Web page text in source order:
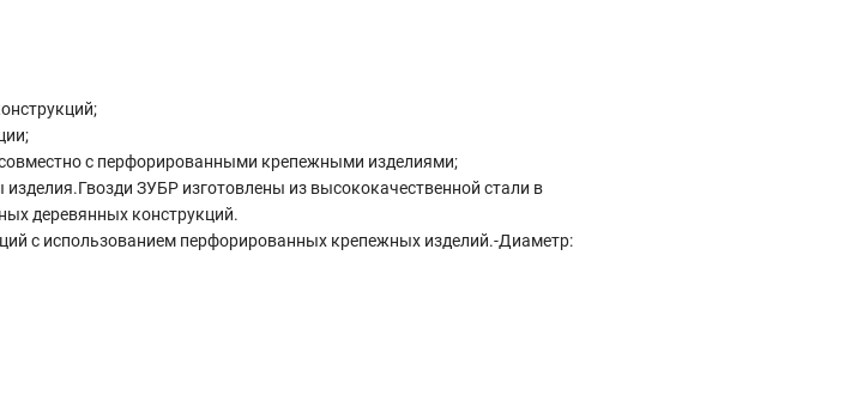
с перфорированными крепежными изделиями;
ЗУБР изготовлены из высококачественной стали в
деревянных конструкций.
с использованием перфорированных крепежных изделий.-Диаметр: